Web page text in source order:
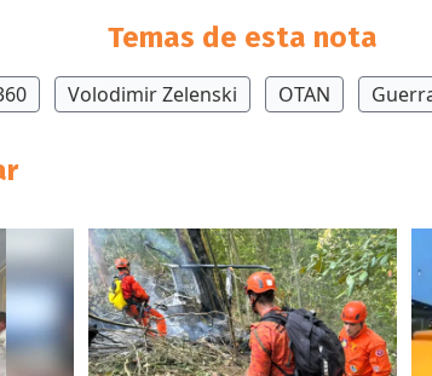
Temas de esta nota
Volodimir Zelenski OTAN